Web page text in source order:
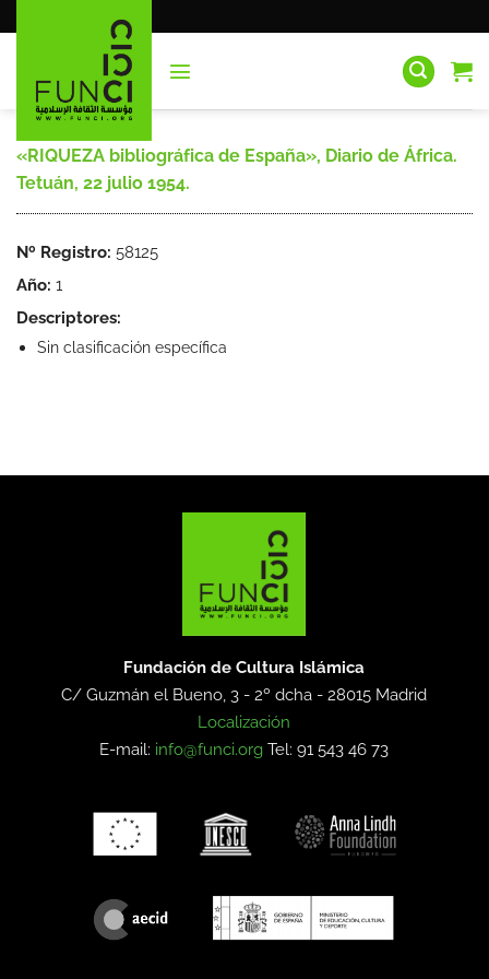
al
«RIQUEZA bibliográfica de España», Diario de África.
Tetuán, 22 julio 1954.
Nº Registro: 58125
Año: 1
Descriptores:
Sin clasificación específica
Fundación de Cultura Islámica
C/ Guzmán el Bueno, 3 - 2º dcha -28015 Madrid
Localización
E-mail: info@funci.org Tel: 91 543 46 73